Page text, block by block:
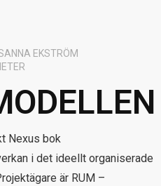
EKSTRÖM
Nexus bok
i det ideellt organiserade
är RUM –